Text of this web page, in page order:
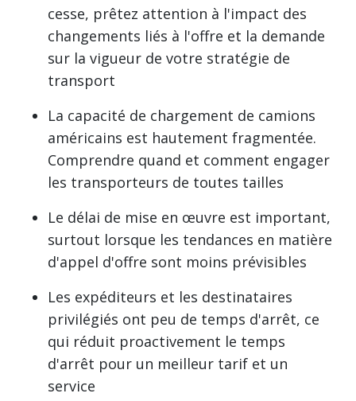
cesse, prêtez attention à l'impact des
changements liés à l'offre et la demande
sur la vigueur de votre stratégie de
transport
La capacité de chargement de camions
américains est hautement fragmentée.
Comprendre quand et comment engager
les transporteurs de toutes tailles
Le délai de mise en œuvre est important,
surtout lorsque les tendances en matière
d'appel d'offre sont moins prévisibles
Les expéditeurs et les destinataires
privilégiés ont peu de temps d'arrêt, ce
qui réduit proactivement le temps
d'arrêt pour un meilleur tarif et un
service